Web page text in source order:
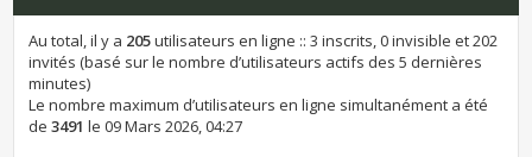
Au total, il y a 205utilisateurs en ligne :: 3 inscrits, 0 invisible et 202
invités (basé sur le nombre d’utilisateurs actifs des 5 dernières
minutes)
Le nombre maximum d’utilisateurs en ligne simultanément a été
de3491 le 09 Mars 2026, 04:27